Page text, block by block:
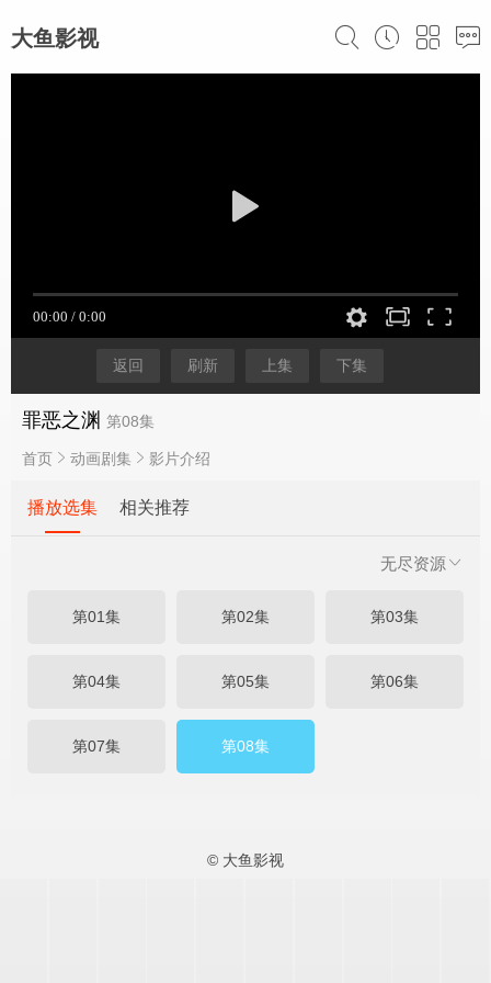
大鱼影视
返回 刷新 上集 下集
罪恶之渊 第08集
首页 动画剧集 影片介绍
播放选集 相关推荐
无尽资源
第01集 第02集 第03集
第04集 第05集 第06集
第07集 第08集
© 大鱼影视